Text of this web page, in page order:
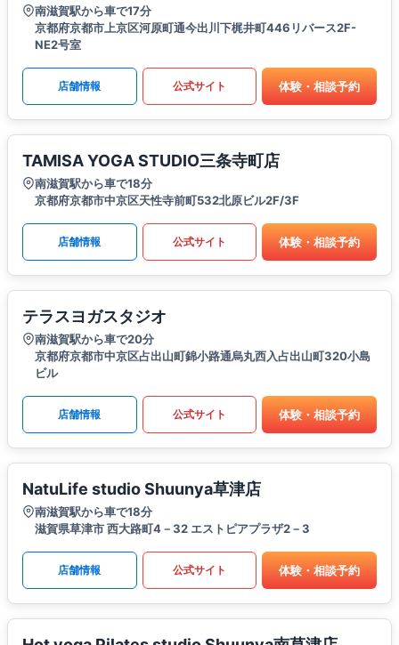
南滋賀駅から車で17分
京都府京都市上京区河原町通今出川下梶井町446リバース2F-
NE2号室
店舗情報 公式サイト 体験・相談予約
TAMISA YOGA STUDIO三条寺町店
南滋賀駅から車で18分
京都府京都市中京区天性寺前町532北原ビル2F/3F
店舗情報 公式サイト 体験・相談予約
テラスヨガスタジオ
南滋賀駅から車で20分
京都府京都市中京区占出山町錦小路通烏丸西入占出山町320小島
ビル
店舗情報 公式サイト 体験・相談予約
NatuLife studio Shuunya草津店
南滋賀駅から車で18分
滋賀県草津市 西大路町4－32 エストピアプラザ2－3
店舗情報 公式サイト 体験・相談予約